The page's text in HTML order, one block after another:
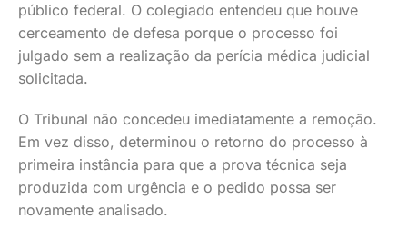
público federal. O colegiado entendeu que houve
cerceamento de defesa porque o processo foi
julgado sem a realização da perícia médica judicial
solicitada.
O Tribunal não concedeu imediatamente a remoção.
Em vez disso, determinou o retorno do processo à
primeira instância para que a prova técnica seja
produzida com urgência e o pedido possa ser
novamente analisado.